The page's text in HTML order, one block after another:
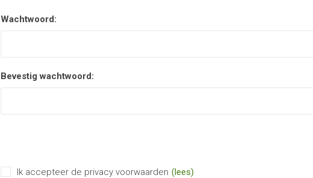
Wachtwoord:
Bevestig wachtwoord:
Ik accepteer de privacy voorwaarden (lees)